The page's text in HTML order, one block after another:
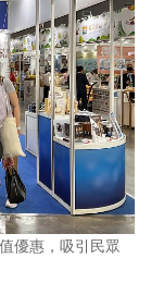
優惠，吸引民眾